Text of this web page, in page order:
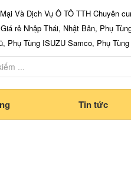
Và Dịch Vụ Ô TÔ TTH Chuyên
rẻ Nhập Thái, Nhật Bản, Phụ
Phụ Tùng ISUZU Samco, Phụ
Tin tức